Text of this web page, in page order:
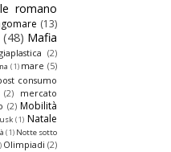
romano
(13)
(48) Mafia
(2)
(1) mare (5)
consumo
(2) mercato
(2) Mobilità
(1) Natale
(1) Notte sotto
Olimpiadi (2)